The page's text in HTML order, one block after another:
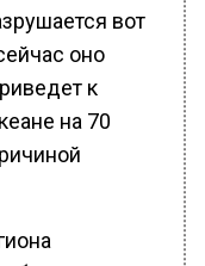
вот
оно
к
на 70